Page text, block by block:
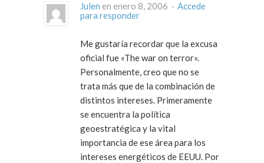
Julen en enero 8, 2006 · Accede
para responder
Me gustaría recordar que la excusa
oficial fue «The war on terror».
Personalmente, creo que no se
trata más que de la combinación de
distintos intereses. Primeramente
se encuentra la política
geoestratégica y la vital
importancia de ese área para los
intereses energéticos de EEUU. Por